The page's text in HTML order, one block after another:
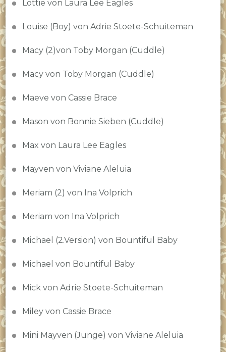
Lottie von Laura Lee Eagles
Louise (Boy) von Adrie Stoete-Schuiteman
Macy (2)von Toby Morgan (Cuddle)
Macy von Toby Morgan (Cuddle)
Maeve von Cassie Brace
Mason von Bonnie Sieben (Cuddle)
Max von Laura Lee Eagles
Mayven von Viviane Aleluia
Meriam (2) von Ina Volprich
Meriam von Ina Volprich
Michael (2.Version) von Bountiful Baby
Michael von Bountiful Baby
Mick von Adrie Stoete-Schuiteman
Miley von Cassie Brace
Mini Mayven (Junge) von Viviane Aleluia